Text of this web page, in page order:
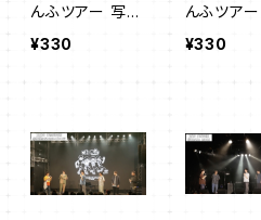
んふツアー 写真
撮影ムービー 0
¥330
んふツア
撮影ムー
¥330